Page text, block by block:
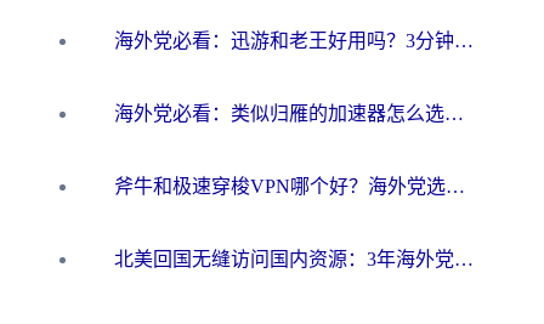
海外党必看：迅游和老王好用吗？3分钟选对加速国内网络的加速器
海外党必看：类似归雁的加速器怎么选？一篇搞定无缝访问国内资源
斧牛和极速穿梭VPN哪个好？海外党选回国加速器必看的真实对比与避坑指南
北美回国无缝访问国内资源：3年海外党亲测的加速器选择指南